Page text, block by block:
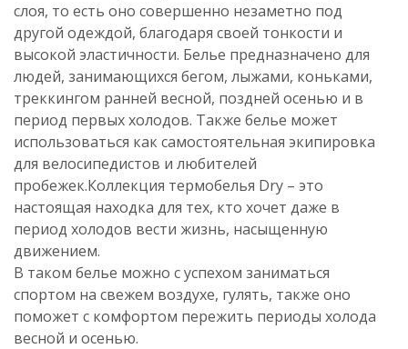
слоя, то есть оно совершенно незаметно под
другой одеждой, благодаря своей тонкости и
высокой эластичности. Белье предназначено для
людей, занимающихся бегом, лыжами, коньками,
треккингом ранней весной, поздней осенью и в
период первых холодов. Также белье может
использоваться как самостоятельная экипировка
для велосипедистов и любителей
пробежек.Коллекция термобелья Dry – это
настоящая находка для тех, кто хочет даже в
период холодов вести жизнь, насыщенную
движением.
В таком белье можно с успехом заниматься
спортом на свежем воздухе, гулять, также оно
поможет с комфортом пережить периоды холода
весной и осенью.